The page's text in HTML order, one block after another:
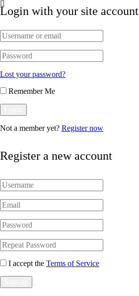
Login with your site account
Lost your password?
Remember Me
Not a member yet? Register now
Register a new account
I accept the Terms of Service